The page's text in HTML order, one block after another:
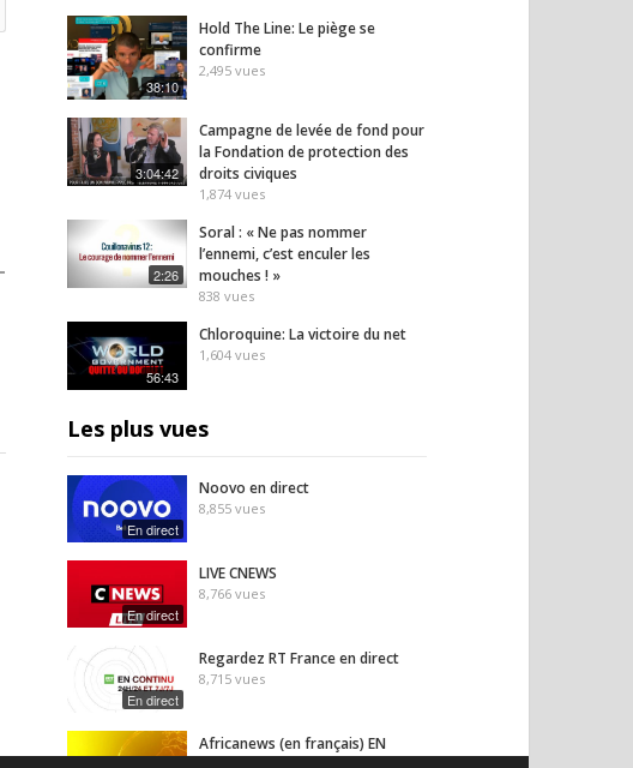
38:10
Hold The Line: Le piège se
confirme
2,495 vues
3:04:42
Campagne de levée de fond pour
la Fondation de protection des
droits civiques
1,874 vues
2:26
Soral : « Ne pas nommer
l’ennemi, c’est enculer les
mouches ! »
838 vues
56:43
Chloroquine: La victoire du net
1,604 vues
Les plus vues
En direct
Noovo en direct
8,855 vues
En direct
LIVE CNEWS
8,766 vues
En direct
Regardez RT France en direct
8,715 vues
Africanews (en français) EN